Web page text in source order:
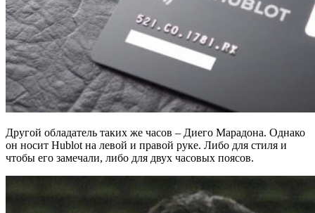
Другой обладатель таких же часов – Диего Марадона. Однако
он носит Hublot на левой и правой руке. Либо для стиля и
чтобы его замечали, либо для двух часовых поясов.